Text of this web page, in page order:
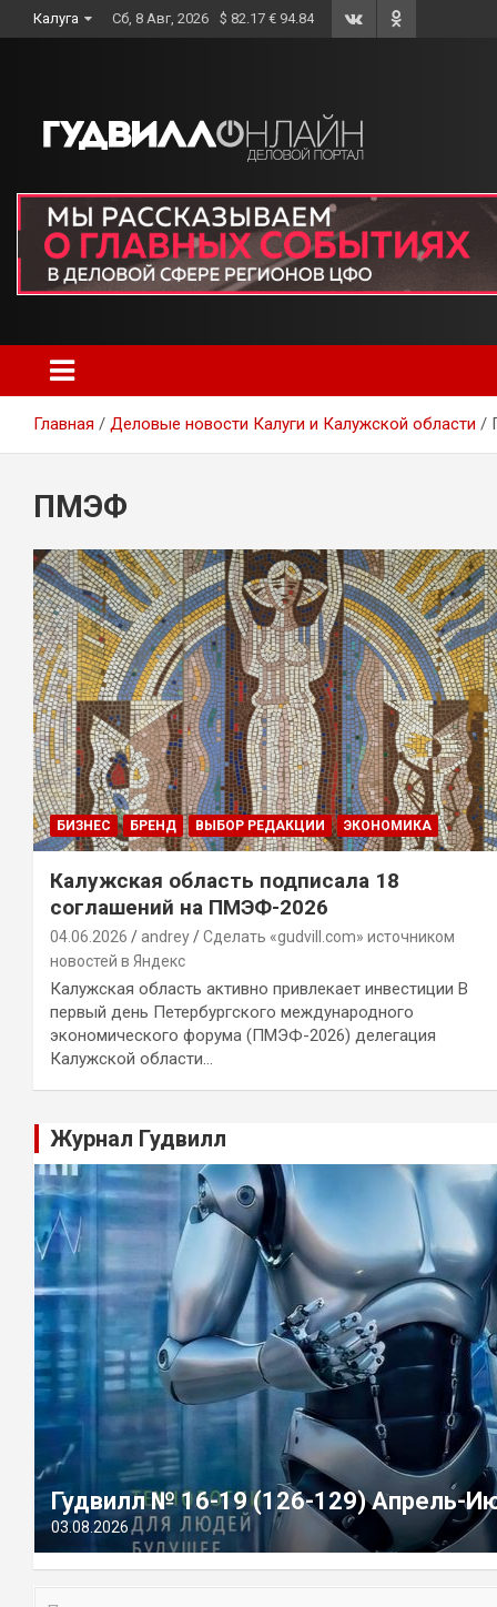
to
Калуга Сб, 8 Авг, 2026 $ 82.17 € 94.84
Главная Деловые новости Калуги и Калужской области
ПМЭФ
БИЗНЕС БРЕНД ВЫБОР РЕДАКЦИИ ЭКОНОМИКА
Калужская область подписала 18
соглашений на ПМЭФ-2026
04.06.2026 andrey
Сделать «gudvill.com» источником
новостей в Яндекс
Калужская область активно привлекает инвестиции В
первый день Петербургского международного
экономического форума (ПМЭФ-2026) делегация
Калужской области…
Журнал Гудвилл
Гудвилл № 16-19 (126-129) Апрель-
03.08.2026